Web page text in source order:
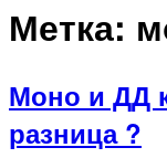
Метка:
Моно и ДД
разница ?